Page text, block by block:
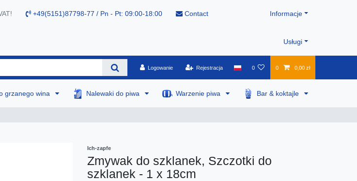
+49(5151)87798-77 / Pn - Pt: 09:00-18:00 Contact Informacje
Usługi
Logowanie Rejestracja 0 0 0,00 zł
grzanego wina Nalewaki do piwa Warzenie piwa Bar & koktajle
Ich-zapfe
Zmywak do szklanek, Szczotki do
szklanek - 1 x 18cm